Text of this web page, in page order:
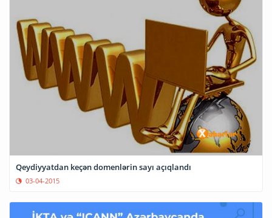
Qeydiyyatdan keçən domenlərin sayı açıqlandı
03-04-2015